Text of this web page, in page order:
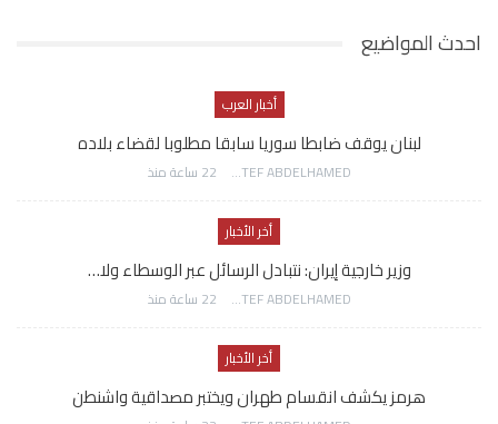
احدث المواضيع
أخبار العرب
لبنان يوقف ضابطا سوريا سابقا مطلوبا لقضاء بلاده
AWATEF ABDELHAMED 22 ساعة منذ
أخر الأخبار
وزير خارجية إيران: نتبادل الرسائل عبر الوسطاء ولا…
AWATEF ABDELHAMED 22 ساعة منذ
أخر الأخبار
هرمز يكشف انقسام طهران ويختبر مصداقية واشنطن